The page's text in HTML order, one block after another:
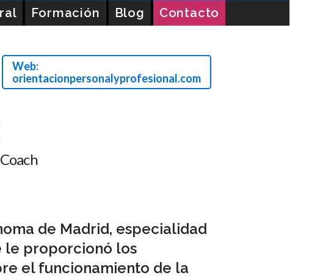
Formación Blog Contacto
Coach
Web:
orientacionpersonalyprofesional.com
de Madrid, especialidad
le proporcionó los
el funcionamiento de la